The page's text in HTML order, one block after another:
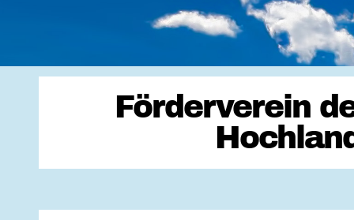
Förderverein